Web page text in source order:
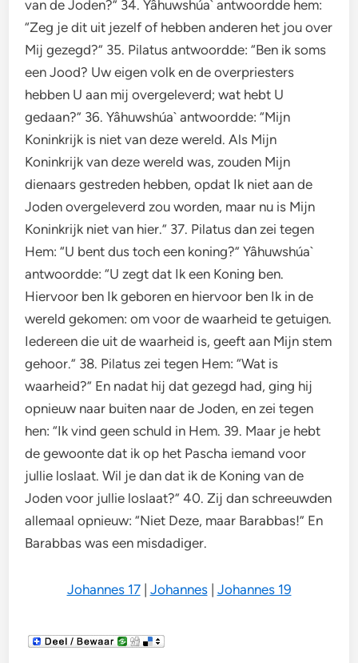
van de Joden?” 34. Yâhuwshúa` antwoordde hem:
“Zeg je dit uit jezelf of hebben anderen het jou over
Mij gezegd?” 35. Pilatus antwoordde: “Ben ik soms
een Jood? Uw eigen volk en de overpriesters
hebben U aan mij overgeleverd; wat hebt U
gedaan?” 36. Yâhuwshúa` antwoordde: “Mijn
Koninkrijk is niet van deze wereld. Als Mijn
Koninkrijk van deze wereld was, zouden Mijn
dienaars gestreden hebben, opdat Ik niet aan de
Joden overgeleverd zou worden, maar nu is Mijn
Koninkrijk niet van hier.” 37. Pilatus dan zei tegen
Hem: “U bent dus toch een koning?” Yâhuwshúa`
antwoordde: “U zegt dat Ik een Koning ben.
Hiervoor ben Ik geboren en hiervoor ben Ik in de
wereld gekomen: om voor de waarheid te getuigen.
Iedereen die uit de waarheid is, geeft aan Mijn stem
gehoor.” 38. Pilatus zei tegen Hem: “Wat is
waarheid?” En nadat hij dat gezegd had, ging hij
opnieuw naar buiten naar de Joden, en zei tegen
hen: “Ik vind geen schuld in Hem. 39. Maar je hebt
de gewoonte dat ik op het Pascha iemand voor
jullie loslaat. Wil je dan dat ik de Koning van de
Joden voor jullie loslaat?” 40. Zij dan schreeuwden
allemaal opnieuw: “Niet Deze, maar Barabbas!” En
Barabbas was een misdadiger.
Johannes 17| Johannes| Johannes 19